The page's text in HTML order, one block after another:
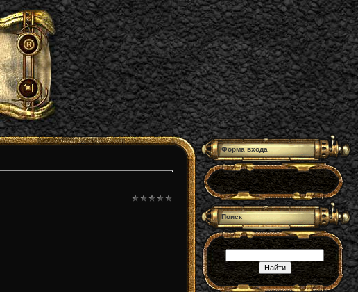
Форма входа
Поиск